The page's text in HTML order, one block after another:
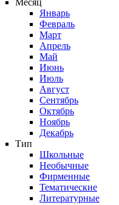
Месяц
Январь
Февраль
Март
Апрель
Май
Июнь
Июль
Август
Сентябрь
Октябрь
Ноябрь
Декабрь
Тип
Школьные
Необычные
Фирменные
Тематические
Литературные